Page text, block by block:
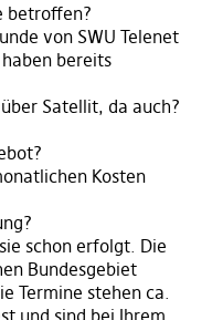
betroffen?
von SWU Telenet
bereits
Satellit, da auch?
Kosten
schon erfolgt. Die
Bundesgebiet
Termine stehen ca.
und sind bei Ihrem